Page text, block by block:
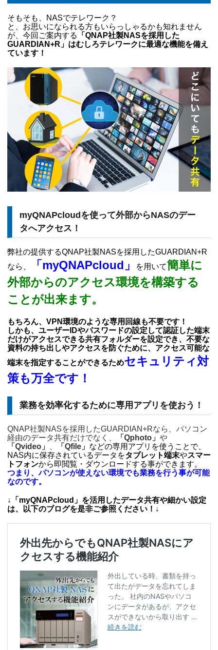
そもそも、NASでテレワーク？
と、お思いになられる方もいらっしゃるかも知れません
が、今回ご案内する
「QNAP社製NASを採用した
GUARDIAN+R」はむしろテレワークに最適な機能を備え
ています！
myQNAPcloudを使って外部からNASのデー
タへアクセス！
弊社の提供するQNAP社製NASを採用したGUARDIAN+R
なら、
「myQNAPcloud」 を用いて簡単に
外部からのアクセス環境を構築する
ことが出来ます。
もちろん、VPN環境のような専用回線も不要です！
しかも、ユーザーIDやパスワードの設定して認証した端末
だけがアクセスできる共有フォルダーを設定でき、不要な
資料の持ち出しやアクセスを防ぐために、アクセス可能な
端末を指定することができるためセキュリティ対
策も万全です！
業務を効率化するために専用アプリを使おう！
QNAP社製NASを採用したGUARDIAN+Rなら、パソコン
経由のデータ共有だけでなく、
「Qphoto」 や
「Qvideo」
「Qfile」 などの専用アプリを使うことで、
NAS内に保存されているデータをタブレット端末やスマー
トフォンから即閲覧・ダウンロードする事ができます。
つまり、パソコンが使えない環境でも業務を行う事が可能
なのです。
↓「myQNAPcloud」を活用したデータ共有や細かい設定
は、以下のブログを是非ご参照ください！↓